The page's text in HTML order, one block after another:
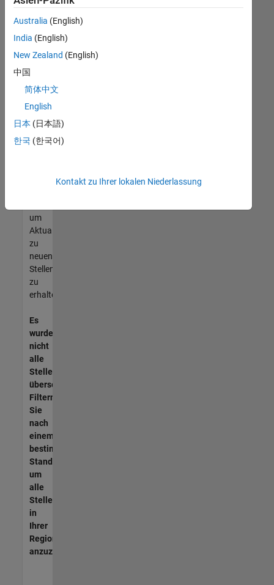
keine
offenen
Stellen
können,
die
Ihren
entsprechen,
werden
unseres
um
Aktualisierungen
zu
neuen
Stellenangeboten
zu
erhalten.
Es
wurden
nicht
alle
Stellen
übersetzt.
Filtern
Sie
nach
einem
bestimmten
Standort,
um
alle
Stellenangebote
in
Ihrer
Region
anzuzeigen.
Australia (English)
India (English)
New Zealand (English)
中国
简体中文
English
日本 (日本語)
한국 (한국어)
Kontakt zu Ihrer lokalen Niederlassung